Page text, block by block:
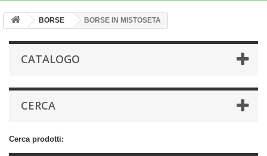
BORSE BORSE IN MISTOSETA
CATALOGO
CERCA
Cerca prodotti: